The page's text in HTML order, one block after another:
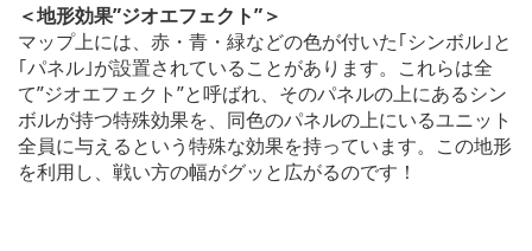
＜地形効果”ジオエフェクト”＞
マップ上には、赤・青・緑などの色が付いた｢シンボル｣と
｢パネル｣が設置されていることがあります。これらは全
て”ジオエフェクト”と呼ばれ、そのパネルの上にあるシン
ボルが持つ特殊効果を、同色のパネルの上にいるユニット
全員に与えるという特殊な効果を持っています。この地形
を利用し、戦い方の幅がグッと広がるのです！